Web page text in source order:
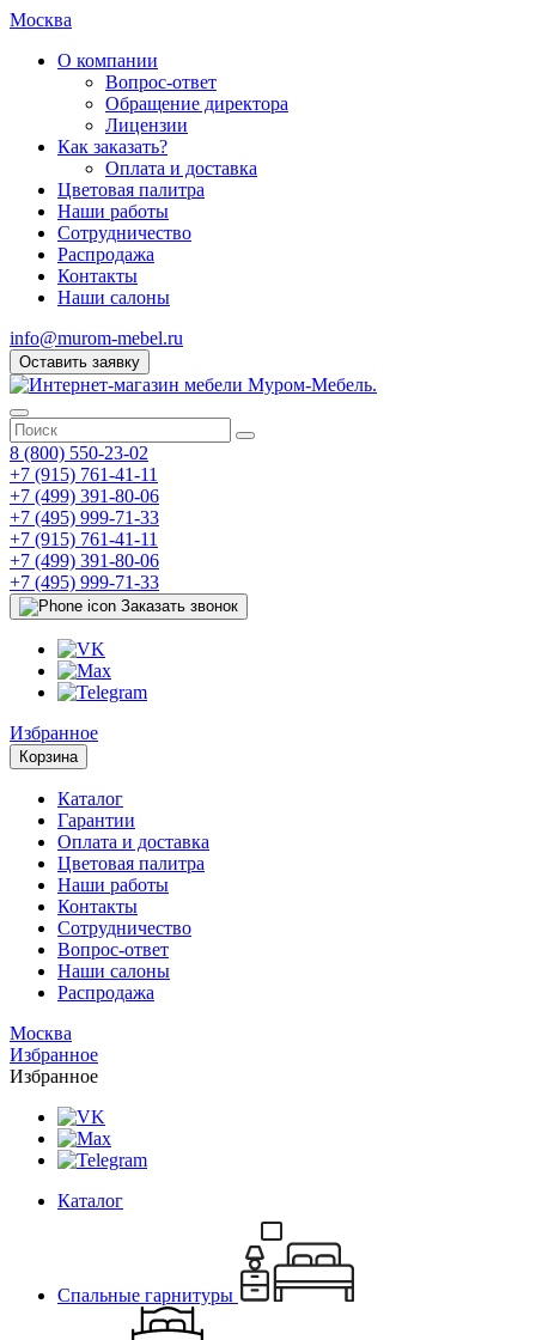
Москва
О компании
Вопрос-ответ
Обращение директора
Лицензии
Как заказать?
Оплата и доставка
Цветовая палитра
Наши работы
Сотрудничество
Распродажа
Контакты
Наши салоны
info@murom-mebel.ru
Оставить заявку
8 (800) 550-23-02
+7 (915) 761-41-11
+7 (499) 391-80-06
+7 (495) 999-71-33
+7 (915) 761-41-11
+7 (499) 391-80-06
+7 (495) 999-71-33
Заказать звонок
Избранное
Корзина
Каталог
Гарантии
Оплата и доставка
Цветовая палитра
Наши работы
Контакты
Сотрудничество
Вопрос-ответ
Наши салоны
Распродажа
Москва
Избранное
Избранное
Каталог
Спальные гарнитуры